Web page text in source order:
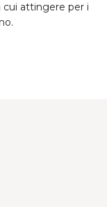
cui attingere per i